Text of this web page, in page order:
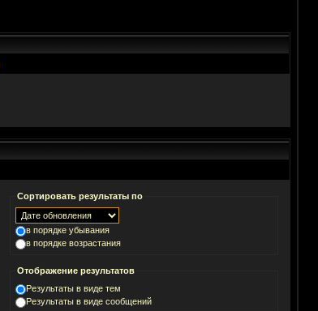
Сортировать результаты по
в порядке убывания
в порядке возрастания
Отображение результатов
Результаты в виде тем
Результаты в виде сообщений